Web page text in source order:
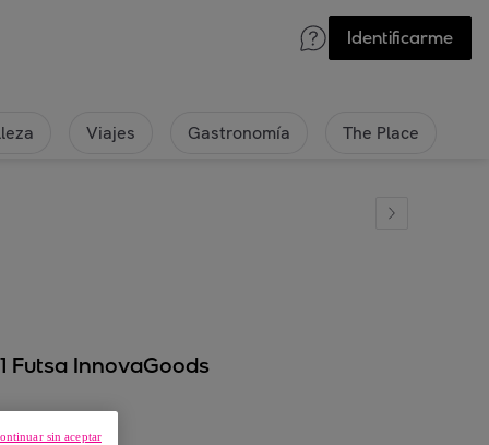
Identificarme
Viajes Gastronomía The Place
Futsa InnovaGoods
sin aceptar